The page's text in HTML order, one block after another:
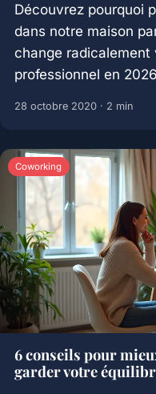
Découvrez pourquoi
dans notre maison
change radicalement
professionnel en
28 octobre 2020· 2 min
Coworking
6 conseils pour
garder votre